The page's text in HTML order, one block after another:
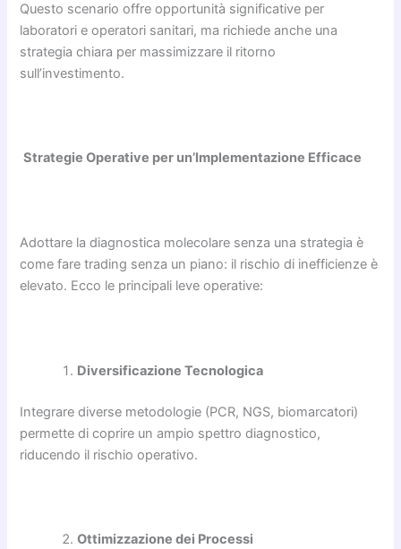
Questo scenario offre opportunità significative per
laboratori e operatori sanitari, ma richiede anche una
strategia chiara per massimizzare il ritorno
sull’investimento.
Strategie Operative per un’Implementazione Efficace
Adottare la diagnostica molecolare senza una strategia è
come fare trading senza un piano: il rischio di inefficienze è
elevato. Ecco le principali leve operative:
Diversificazione Tecnologica
Integrare diverse metodologie (PCR, NGS, biomarcatori)
permette di coprire un ampio spettro diagnostico,
riducendo il rischio operativo.
Ottimizzazione dei Processi